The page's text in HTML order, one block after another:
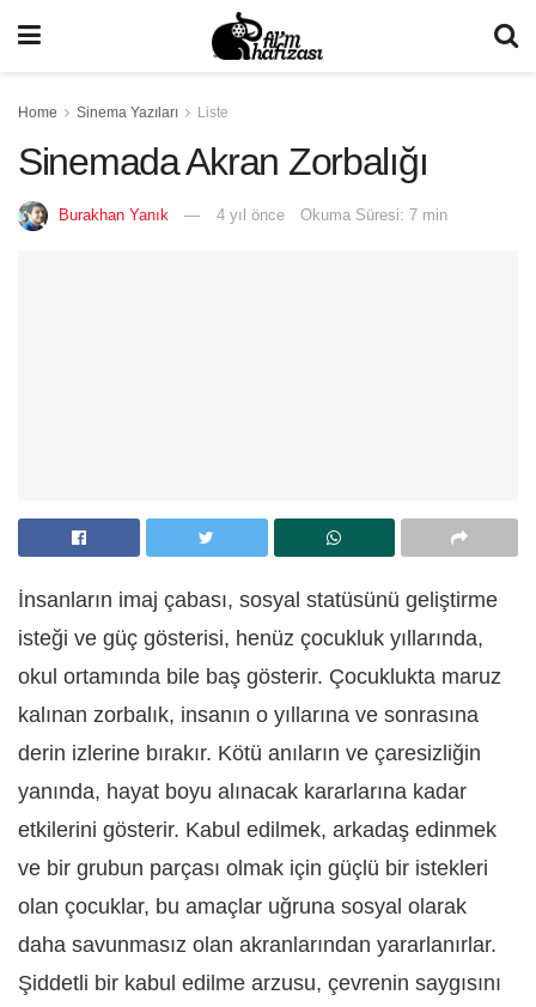
Home Sinema Yazıları Liste
Sinemada Akran Zorbalığı
Burakhan Yanık 4 yıl önce Okuma Süresi: 7 min
İnsanların imaj çabası, sosyal statüsünü geliştirme
isteği ve güç gösterisi, henüz çocukluk yıllarında,
okul ortamında bile baş gösterir. Çocuklukta maruz
kalınan zorbalık, insanın o yıllarına ve sonrasına
derin izlerine bırakır. Kötü anıların ve çaresizliğin
yanında, hayat boyu alınacak kararlarına kadar
etkilerini gösterir. Kabul edilmek, arkadaş edinmek
ve bir grubun parçası olmak için güçlü bir istekleri
olan çocuklar, bu amaçlar uğruna sosyal olarak
daha savunmasız olan akranlarından yararlanırlar.
Şiddetli bir kabul edilme arzusu, çevrenin saygısını